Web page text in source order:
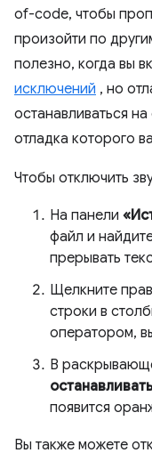
of-code, чтобы
произойти по
полезно, когда вы
исключений , но
останавливаться
отладка которого
Чтобы отключить
На панели
файл и
прерывать
Щелкните
строки в
оператором,
В
появится
Вы также можете